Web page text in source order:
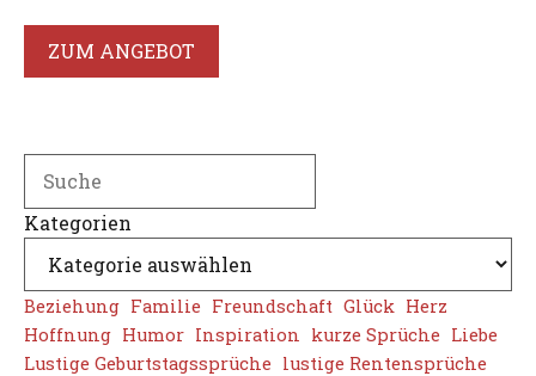
ZUM ANGEBOT
Kategorien
Beziehung Familie Freundschaft Glück Herz
Hoffnung Humor Inspiration kurze Sprüche Liebe
Lustige Geburtstagssprüche lustige Rentensprüche